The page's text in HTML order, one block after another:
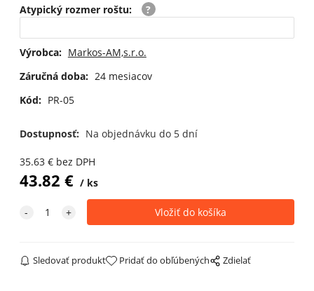
Atypický rozmer roštu:
Výrobca: Markos-AM,s.r.o.
Záručná doba: 24 mesiacov
Kód: PR-05
Dostupnosť: Na objednávku do 5 dní
35.63€ bez DPH
43.82 € ks
Sledovať produkt Pridať do obľúbených Zdielať